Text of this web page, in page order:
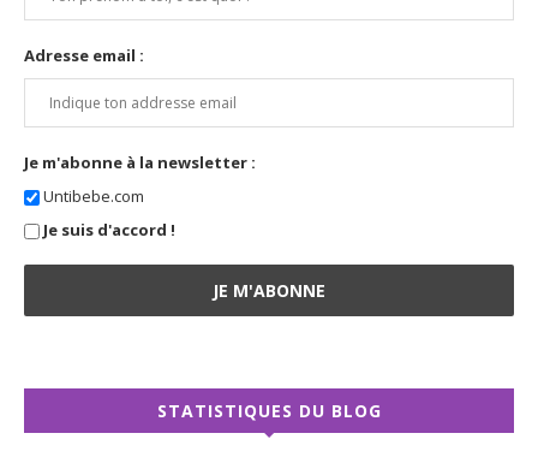
Adresse email :
Je m'abonne à la newsletter :
Untibebe.com
Je suis d'accord !
STATISTIQUES DU BLOG